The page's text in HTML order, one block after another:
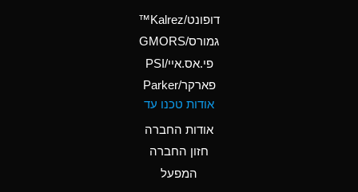
Ammonium Phosphate
A
Ammonium Sulfate
A
Amyl Acetate (Banana
דופונט/Kalrez™
גמורס/GMORS
פי.אס.איי/PSI
פארקר/Parker
אודות טכנו עד
אודות החברה
חזון החברה
המפעל